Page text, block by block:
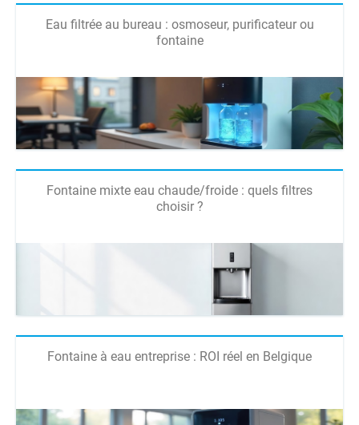
Eau filtrée au bureau : osmoseur, purificateur ou
fontaine
Fontaine mixte eau chaude/froide : quels filtres
choisir ?
Fontaine à eau entreprise : ROI réel en Belgique